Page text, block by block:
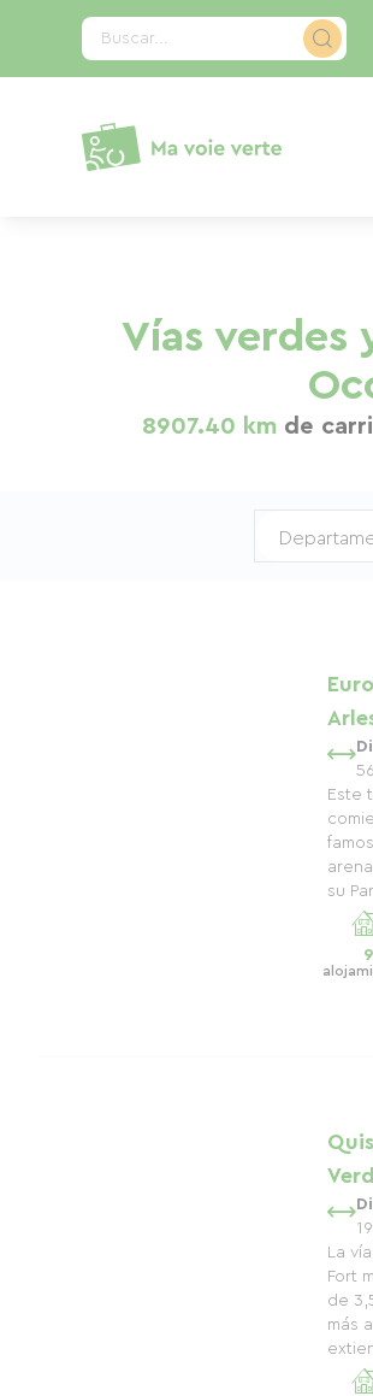
Buscar...
Vías verdes
8907.40 km de
Este
su
9
La
Fort
de
más
Panel de gestión de cookies